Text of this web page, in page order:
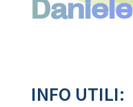
Daniele
INFO UTILI: